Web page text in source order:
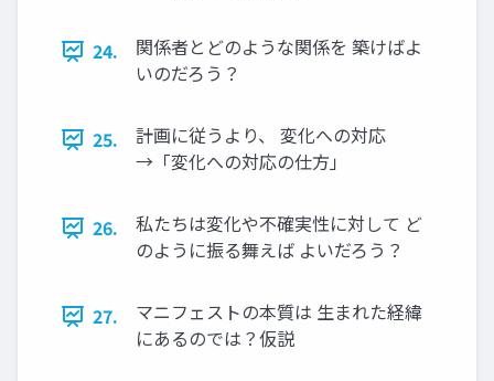
24.
関係者とどのような関係を 築けばよ
いのだろう？
25.
計画に従うより、 変化への対応
→「変化への対応の仕方」
26.
私たちは変化や不確実性に対して ど
のように振る舞えば よいだろう？
27.
マニフェストの本質は 生まれた経緯
にあるのでは？仮説